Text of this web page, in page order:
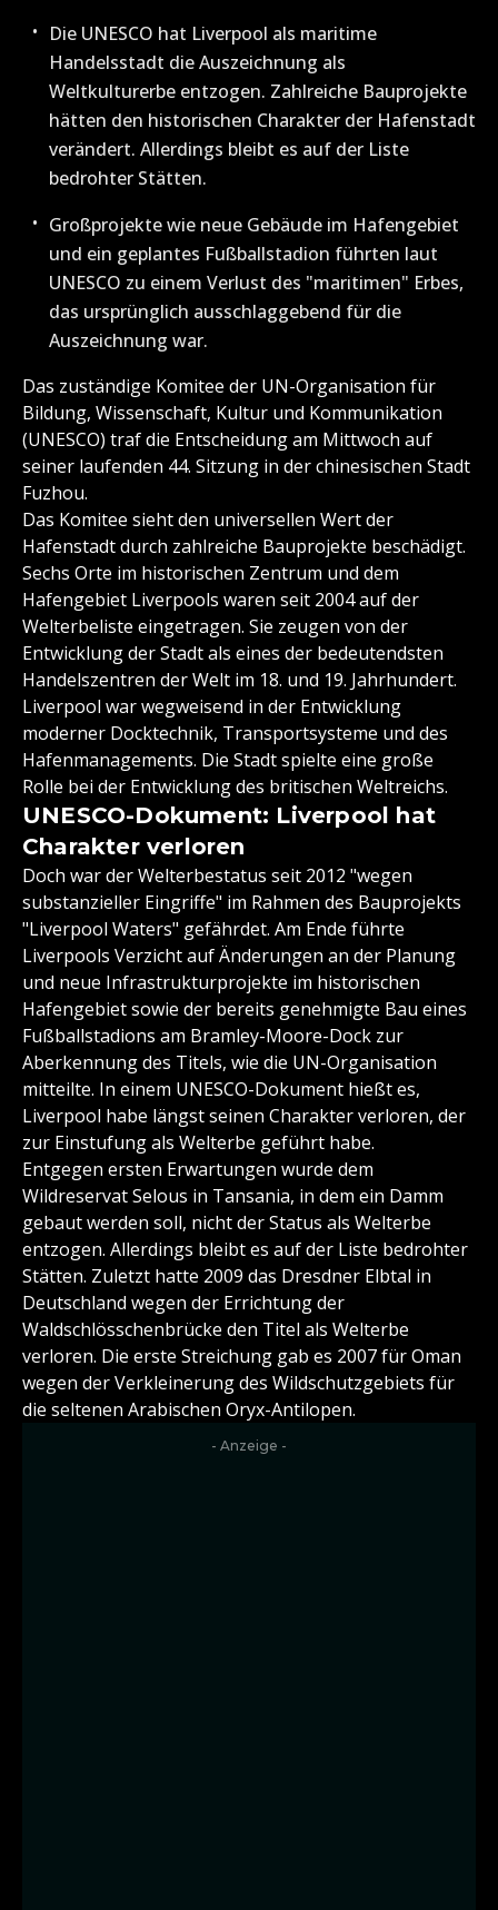
Die UNESCO hat Liverpool als maritime
Handelsstadt die Auszeichnung als
Weltkulturerbe entzogen. Zahlreiche Bauprojekte
hätten den historischen Charakter der Hafenstadt
verändert. Allerdings bleibt es auf der Liste
bedrohter Stätten.
Großprojekte wie neue Gebäude im Hafengebiet
und ein geplantes Fußballstadion führten laut
UNESCO zu einem Verlust des "maritimen" Erbes,
das ursprünglich ausschlaggebend für die
Auszeichnung war.
Das zuständige Komitee der UN-Organisation für
Bildung, Wissenschaft, Kultur und Kommunikation
(UNESCO) traf die Entscheidung am Mittwoch auf
seiner laufenden 44. Sitzung in der chinesischen Stadt
Fuzhou.
Das Komitee sieht den universellen Wert der
Hafenstadt durch zahlreiche Bauprojekte beschädigt.
Sechs Orte im historischen Zentrum und dem
Hafengebiet Liverpools waren seit 2004 auf der
Welterbeliste eingetragen. Sie zeugen von der
Entwicklung der Stadt als eines der bedeutendsten
Handelszentren der Welt im 18. und 19. Jahrhundert.
Liverpool war wegweisend in der Entwicklung
moderner Docktechnik, Transportsysteme und des
Hafenmanagements. Die Stadt spielte eine große
Rolle bei der Entwicklung des britischen Weltreichs.
UNESCO-Dokument: Liverpool hat
Charakter verloren
Doch war der Welterbestatus seit 2012 "wegen
substanzieller Eingriffe" im Rahmen des Bauprojekts
"Liverpool Waters" gefährdet. Am Ende führte
Liverpools Verzicht auf Änderungen an der Planung
und neue Infrastrukturprojekte im historischen
Hafengebiet sowie der bereits genehmigte Bau eines
Fußballstadions am Bramley-Moore-Dock zur
Aberkennung des Titels, wie die UN-Organisation
mitteilte. In einem UNESCO-Dokument hießt es,
Liverpool habe längst seinen Charakter verloren, der
zur Einstufung als Welterbe geführt habe.
Entgegen ersten Erwartungen wurde dem
Wildreservat Selous in Tansania, in dem ein Damm
gebaut werden soll, nicht der Status als Welterbe
entzogen. Allerdings bleibt es auf der Liste bedrohter
Stätten. Zuletzt hatte 2009 das Dresdner Elbtal in
Deutschland wegen der Errichtung der
Waldschlösschenbrücke den Titel als Welterbe
verloren. Die erste Streichung gab es 2007 für Oman
wegen der Verkleinerung des Wildschutzgebiets für
die seltenen Arabischen Oryx-Antilopen.
- Anzeige -